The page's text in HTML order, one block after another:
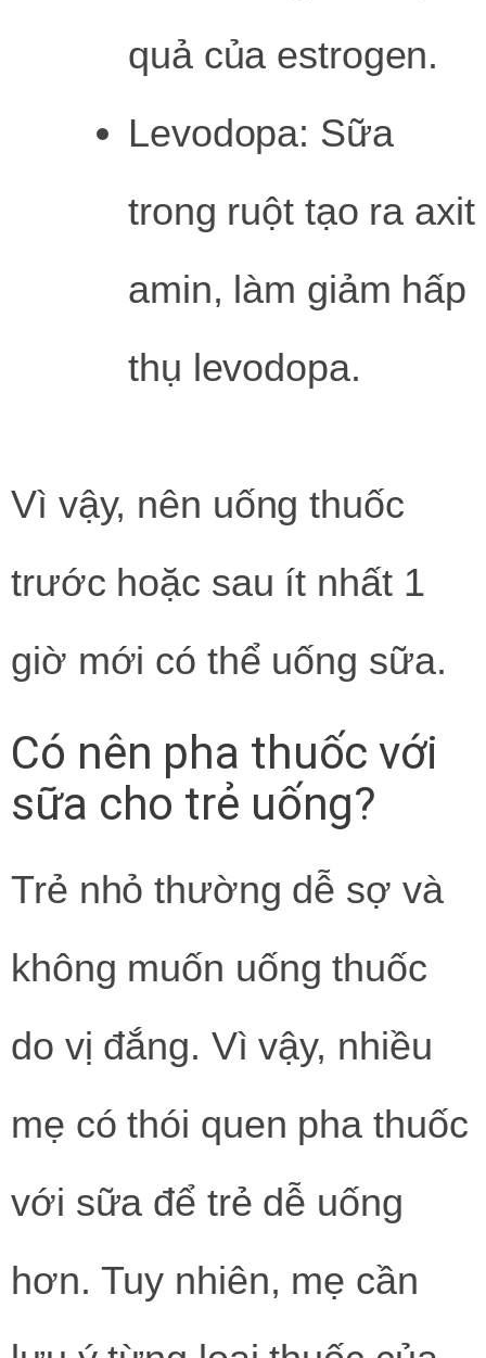
quả của estrogen.
Levodopa: Sữa
trong ruột tạo ra axit
amin, làm giảm hấp
thụ levodopa.
Vì vậy, nên uống thuốc
trước hoặc sau ít nhất 1
giờ mới có thể uống sữa.
Có nên pha thuốc với
sữa cho trẻ uống?
Trẻ nhỏ thường dễ sợ và
không muốn uống thuốc
do vị đắng. Vì vậy, nhiều
mẹ có thói quen pha thuốc
với sữa để trẻ dễ uống
hơn. Tuy nhiên, mẹ cần